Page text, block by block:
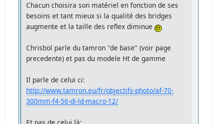
Chacun choisira son matériel en fonction de ses
besoins et tant mieux si la qualité des bridges
augmente et la taille des reflex diminue
Chrisbol parle du tamron "de base" (voir page
precedente) et pas du modele Ht de gamme
Il parle de celui ci:
http://www.tamron.eu/fr/objectifs-photo/af-70-
300mm-f4-56-di-ld-macro-12/